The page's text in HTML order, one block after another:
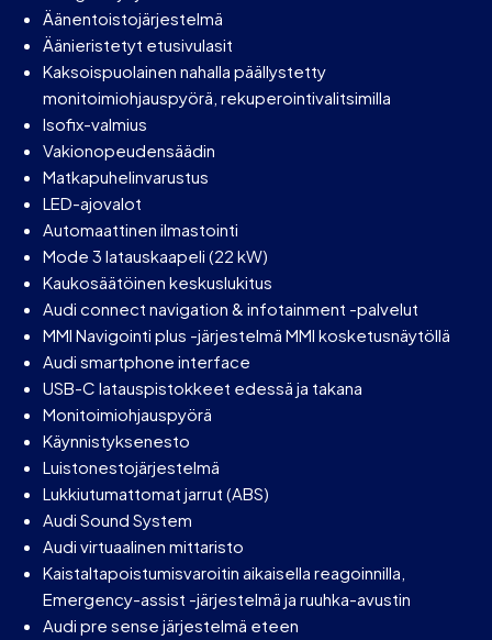
Äänentoistojärjestelmä
Äänieristetyt etusivulasit
Kaksoispuolainen nahalla päällystetty
monitoimiohjauspyörä, rekuperointivalitsimilla
Isofix-valmius
Vakionopeudensäädin
Matkapuhelinvarustus
LED-ajovalot
Automaattinen ilmastointi
Mode 3 latauskaapeli (22 kW)
Kaukosäätöinen keskuslukitus
Audi connect navigation & infotainment -palvelut
MMI Navigointi plus -järjestelmä MMI kosketusnäytöllä
Audi smartphone interface
USB-C latauspistokkeet edessä ja takana
Monitoimiohjauspyörä
Käynnistyksenesto
Luistonestojärjestelmä
Lukkiutumattomat jarrut (ABS)
Audi Sound System
Audi virtuaalinen mittaristo
Kaistaltapoistumisvaroitin aikaisella reagoinnilla,
Emergency-assist -järjestelmä ja ruuhka-avustin
Audi pre sense järjestelmä eteen